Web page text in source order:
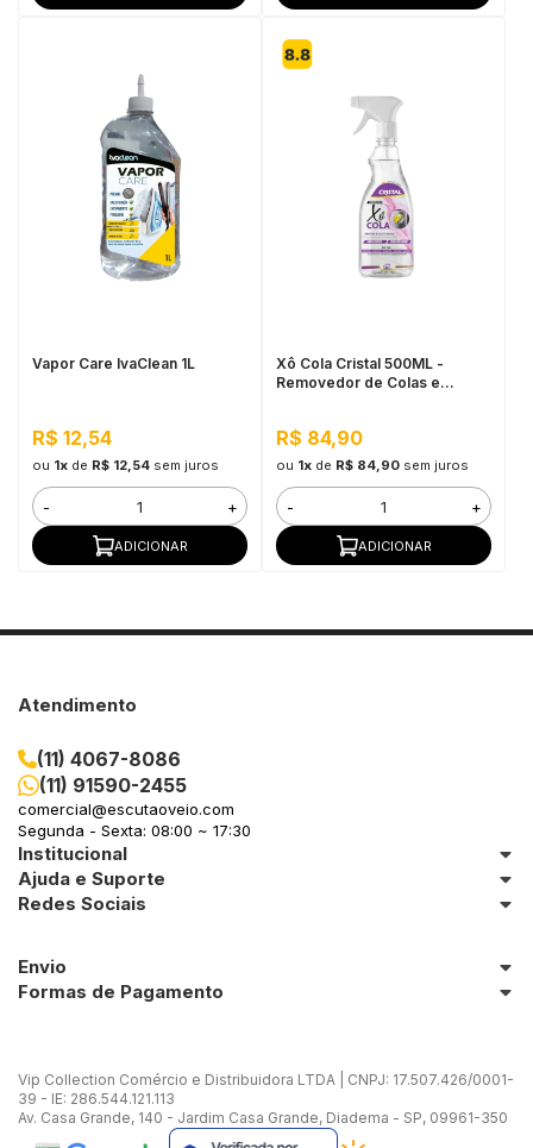
Vapor Care IvaClean 1L
R$ 12,54
ou 1xde R$ 12,54 sem juros
- +
ADICIONAR
Xô Cola Cristal 500ML -
Removedor de Colas e
R$ 84,90
ou 1xde R$ 84,90 sem juros
- +
ADICIONAR
Atendimento
(11) 4067-8086
(11) 91590-2455
comercial@escutaoveio.com
Segunda - Sexta: 08:00 ~ 17:30
Institucional
Ajuda e Suporte
Redes Sociais
Envio
Formas de Pagamento
Vip Collection Comércio e Distribuidora LTDA | CNPJ: 17.507.426/0001-
39 - IE: 286.544.121.113
Av. Casa Grande, 140 - Jardim Casa Grande, Diadema - SP, 09961-350